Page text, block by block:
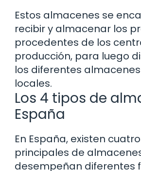
Estos almacenes se
recibir y almacenar los
procedentes de los
producción, para luego
los diferentes
locales.
Los 4 tipos de
España
En España, existen
principales de
desempeñan diferentes